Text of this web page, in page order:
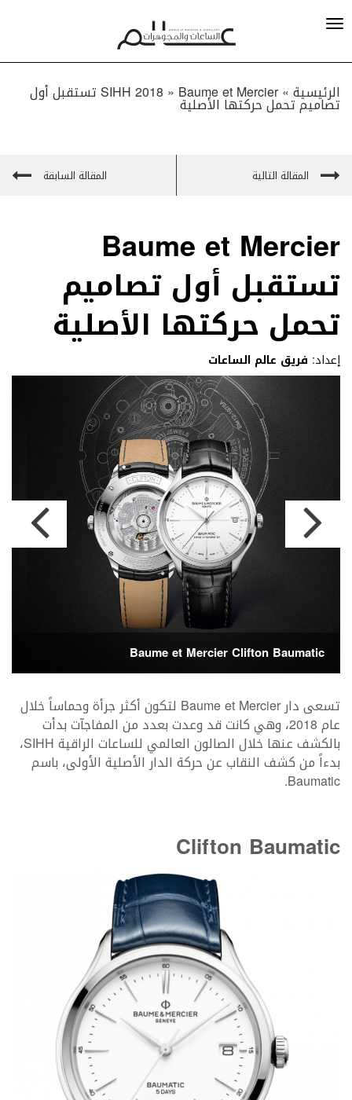
الرئيسية » SIHH 2018 » Baume et Mercier تستقبل أول
تصاميم تحمل حركتها الأصلية
المقالة التالية المقالة السابقة
Baume et Mercier
تستقبل أول تصاميم
تحمل حركتها الأصلية
إعداد: فريق عالم الساعات
Baume et Mercier Clifton Baumatic
تسعى دار Baume et Mercier لتكون أكثر جرأة وحماساً خلال
عام 2018، وهي كانت قد وعدت بعدد من المفاجآت بدأت
بالكشف عنها خلال الصالون العالمي للساعات الراقية SIHH،
بدءاً من كشف النقاب عن حركة الدار الأصلية الأولى، باسم
Baumatic.
Clifton Baumatic